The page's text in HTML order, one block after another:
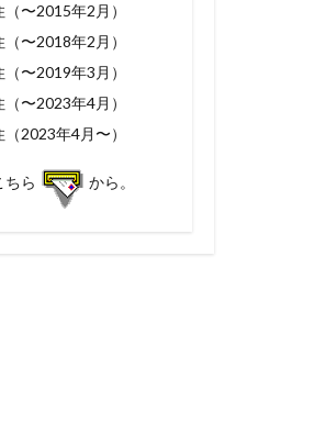
〜2015年2月）
〜2018年2月）
〜2019年3月）
〜2023年4月）
2023年4月〜）
ちら から。